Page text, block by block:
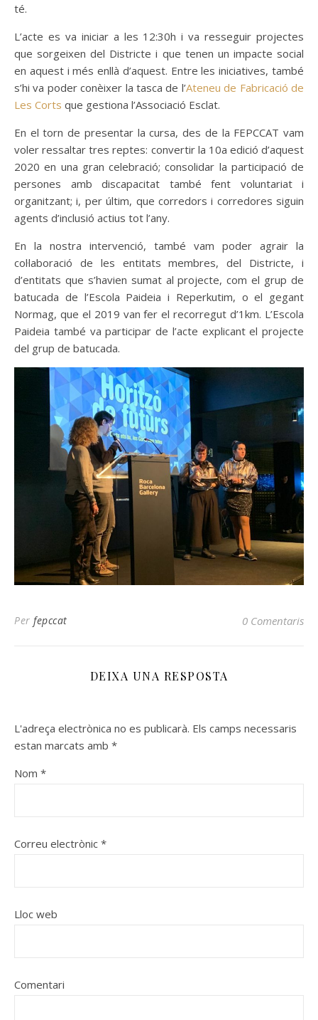
té.
L’acte es va iniciar a les 12:30h i va resseguir projectes
que sorgeixen del Districte i que tenen un impacte social
en aquest i més enllà d’aquest. Entre les iniciatives, també
s’hi va poder conèixer la tasca de l’Ateneu de Fabricació de
Les Corts que gestiona l’Associació Esclat.
En el torn de presentar la cursa, des de la FEPCCAT vam
voler ressaltar tres reptes: convertir la 10a edició d’aquest
2020 en una gran celebració; consolidar la participació de
persones amb discapacitat també fent voluntariat i
organitzant; i, per últim, que corredors i corredores siguin
agents d’inclusió actius tot l’any.
En la nostra intervenció, també vam poder agrair la
col·laboració de les entitats membres, del Districte, i
d’entitats que s’havien sumat al projecte, com el grup de
batucada de l’Escola Paideia i Reperkutim, o el gegant
Normag, que el 2019 van fer el recorregut d’1km. L’Escola
Paideia també va participar de l’acte explicant el projecte
del grup de batucada.
Per fepccat 0 Comentaris
DEIXA UNA RESPOSTA
L'adreça electrònica no es publicarà. Els camps necessaris
estan marcats amb *
Nom *
Correu electrònic *
Lloc web
Comentari